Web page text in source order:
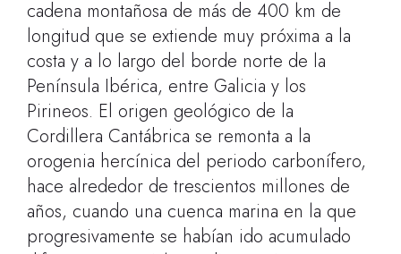
cadena montañosa de más de 400 km de
longitud que se extiende muy próxima a la
costa y a lo largo del borde norte de la
Península Ibérica, entre Galicia y los
Pirineos. El origen geológico de la
Cordillera Cantábrica se remonta a la
orogenia hercínica del periodo carbonífero,
hace alrededor de trescientos millones de
años, cuando una cuenca marina en la que
progresivamente se habían ido acumulado